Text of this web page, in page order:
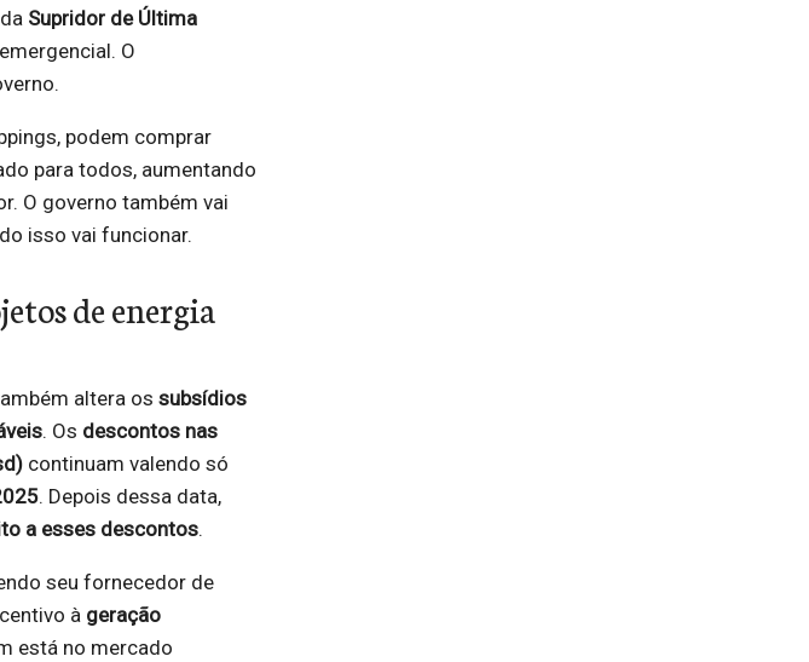
Supridor de Última
O
podem comprar
para todos, aumentando
O governo também vai
isso vai funcionar.
de energia
altera os subsídios
. Os descontos nas
continuam valendo só
. Depois dessa data,
a esses descontos.
seu fornecedor de
à geração
está no mercado